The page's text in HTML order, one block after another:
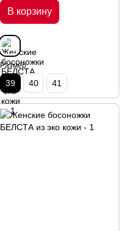
В корзину
Размер
39 40 41